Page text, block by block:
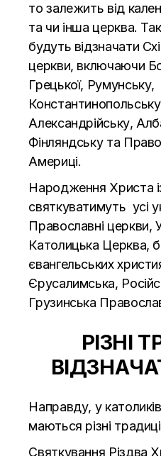
то залежить від
та чи інша церква.
будуть відзначати
церкви, включаючи
Грецької, Румунську,
Александрійську,
Фінляндську та
Америці.
Народження Христа
святкуватимуть усі
Православні церкви,
Католицька Церква,
євангельських
Єрусалимська,
Грузинська
РІЗНІ
Направду, у
маються різні
Святкування Різдва